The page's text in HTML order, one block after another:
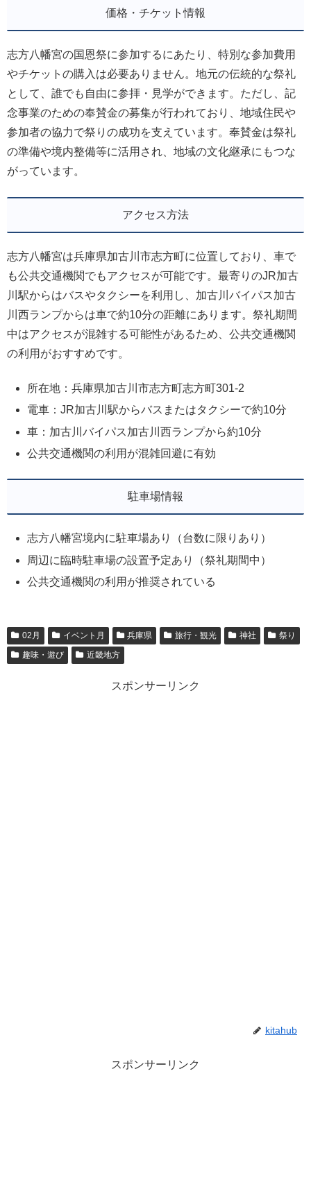
価格・チケット情報
志方八幡宮の国恩祭に参加するにあたり、特別な参加費用
やチケットの購入は必要ありません。地元の伝統的な祭礼
として、誰でも自由に参拝・見学ができます。ただし、記
念事業のための奉賛金の募集が行われており、地域住民や
参加者の協力で祭りの成功を支えています。奉賛金は祭礼
の準備や境内整備等に活用され、地域の文化継承にもつな
がっています。
アクセス方法
志方八幡宮は兵庫県加古川市志方町に位置しており、車で
も公共交通機関でもアクセスが可能です。最寄りのJR加古
川駅からはバスやタクシーを利用し、加古川バイパス加古
川西ランプからは車で約10分の距離にあります。祭礼期間
中はアクセスが混雑する可能性があるため、公共交通機関
の利用がおすすめです。
所在地：兵庫県加古川市志方町志方町301-2
電車：JR加古川駅からバスまたはタクシーで約10分
車：加古川バイパス加古川西ランプから約10分
公共交通機関の利用が混雑回避に有効
駐車場情報
志方八幡宮境内に駐車場あり（台数に限りあり）
周辺に臨時駐車場の設置予定あり（祭礼期間中）
公共交通機関の利用が推奨されている
02月 イベント月 兵庫県 旅行・観光 神社
祭り
趣味・遊び
近畿地方
スポンサーリンク
kitahub
スポンサーリンク